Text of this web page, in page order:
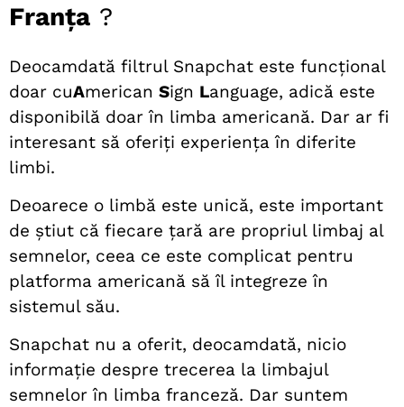
Franța ?
Deocamdată filtrul Snapchat este funcțional
doar cuAmerican Sign Language, adică este
disponibilă doar în limba americană. Dar ar fi
interesant să oferiți experiența în diferite
limbi.
Deoarece o limbă este unică, este important
de știut că fiecare țară are propriul limbaj al
semnelor, ceea ce este complicat pentru
platforma americană să îl integreze în
sistemul său.
Snapchat nu a oferit, deocamdată, nicio
informație despre trecerea la limbajul
semnelor în limba franceză. Dar suntem